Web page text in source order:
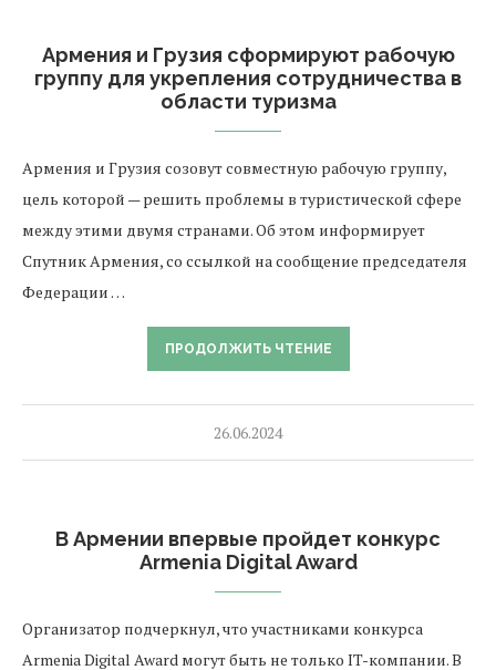
Армения и Грузия сформируют рабочую
группу для укрепления сотрудничества в
области туризма
Армения и Грузия созовут совместную рабочую группу,
цель которой — решить проблемы в туристической сфере
между этими двумя странами. Об этом информирует
Спутник Армения, со ссылкой на сообщение председателя
Федерации …
ПРОДОЛЖИТЬ ЧТЕНИЕ
26.06.2024
В Армении впервые пройдет конкурс
Armenia Digital Award
Организатор подчеркнул, что участниками конкурса
Armenia Digital Award могут быть не только IT-компании. В